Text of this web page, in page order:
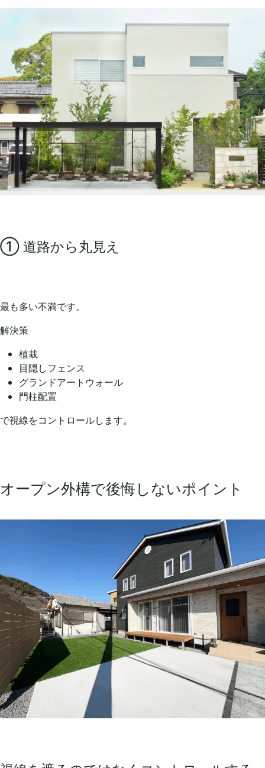
① 道路から丸見え
最も多い不満です。
解決策
植栽
目隠しフェンス
グランドアートウォール
門柱配置
で視線をコントロールします。
オープン外構で後悔しないポイント